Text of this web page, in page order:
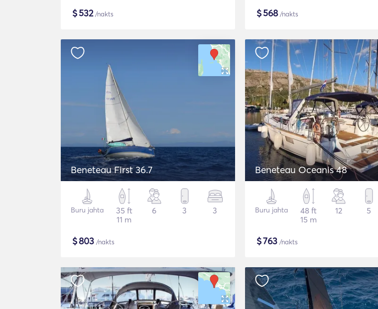
$532/nakts $568/nakts
Beneteau First 36.7
Buru jahta
35 ft
11 m
6 3 3
$803 /nakts
Beneteau Oceanis 48
Buru jahta
48 ft
15 m
12 5
$763 /nakts